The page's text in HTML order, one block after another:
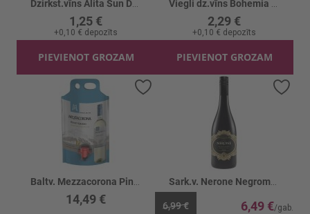
1,25 €
+0,10 € depozīts
PIEVIENOT GROZAM
2,29 €
+0,10 € depozīts
PIEVIENOT GROZAM
14,49 € 6,99 € 6,49 €